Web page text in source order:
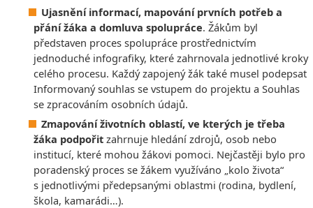
Ujasnění informací, mapování prvních potřeb a
přání žáka a domluva spolupráce. Žákům byl
představen proces spolupráce prostřednictvím
jednoduché infografiky, které zahrnovala jednotlivé kroky
celého procesu. Každý zapojený žák také musel podepsat
Informovaný souhlas se vstupem do projektu a Souhlas
se zpracováním osobních údajů.
Zmapování životních oblastí, ve kterých je třeba
žáka podpořit zahrnuje hledání zdrojů, osob nebo
institucí, které mohou žákovi pomoci. Nejčastěji bylo pro
poradenský proces se žákem využíváno „kolo života“
s jednotlivými předepsanými oblastmi (rodina, bydlení,
škola, kamarádi…).